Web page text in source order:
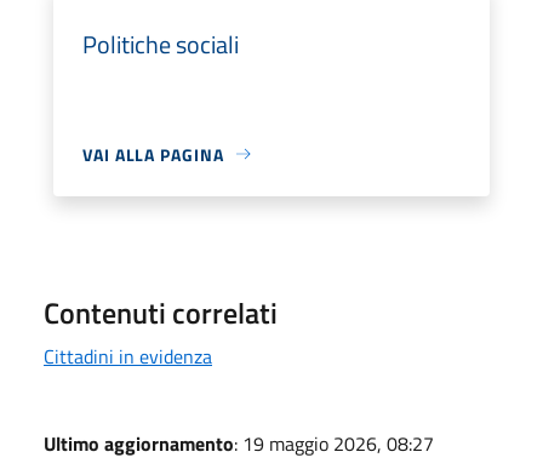
Politiche sociali
VAI ALLA PAGINA
Contenuti correlati
Cittadini in evidenza
Ultimo aggiornamento: 19 maggio 2026, 08:27